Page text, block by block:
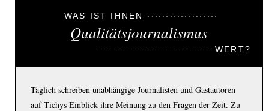
WAS IST IHNEN
Qualitätsjournalismus
WERT?
Täglich schreiben unabhängige Journalisten und Gastautoren
auf Tichys Einblick ihre Meinung zu den Fragen der Zeit. Zu